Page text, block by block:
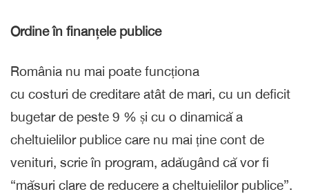
Ordine în finanțele publice
România nu mai poate funcționa
cu costuri de creditare atât de mari, cu un deficit
bugetar de peste 9 % și cu o dinamică a
cheltuielilor publice care nu mai ține cont de
venituri, scrie în program, adăugând că vor fi
“măsuri clare de reducere a cheltuielilor publice”.